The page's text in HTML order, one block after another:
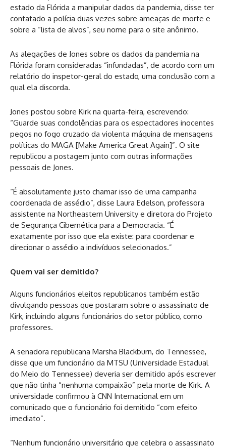
estado da Flórida a manipular dados da pandemia, disse ter
contatado a polícia duas vezes sobre ameaças de morte e
sobre a “lista de alvos”, seu nome para o site anônimo.
As alegações de Jones sobre os dados da pandemia na
Flórida foram consideradas “infundadas”, de acordo com um
relatório do inspetor-geral do estado, uma conclusão com a
qual ela discorda.
Jones postou sobre Kirk na quarta-feira, escrevendo:
“Guarde suas condolências para os espectadores inocentes
pegos no fogo cruzado da violenta máquina de mensagens
políticas do MAGA [Make America Great Again]”. O site
republicou a postagem junto com outras informações
pessoais de Jones.
“É absolutamente justo chamar isso de uma campanha
coordenada de assédio”, disse Laura Edelson, professora
assistente na Northeastern University e diretora do Projeto
de Segurança Cibernética para a Democracia. “É
exatamente por isso que ela existe: para coordenar e
direcionar o assédio a indivíduos selecionados.”
Quem vai ser demitido?
Alguns funcionários eleitos republicanos também estão
divulgando pessoas que postaram sobre o assassinato de
Kirk, incluindo alguns funcionários do setor público, como
professores.
A senadora republicana Marsha Blackburn, do Tennessee,
disse que um funcionário da MTSU (Universidade Estadual
do Meio do Tennessee) deveria ser demitido após escrever
que não tinha “nenhuma compaixão” pela morte de Kirk. A
universidade confirmou à CNN Internacional em um
comunicado que o funcionário foi demitido “com efeito
imediato”.
“Nenhum funcionário universitário que celebra o assassinato